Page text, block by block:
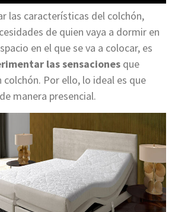
las características del colchón,
de quien vaya a dormir en
en el que se va a colocar, es
las sensaciones que
Por ello, lo ideal es que
manera presencial.